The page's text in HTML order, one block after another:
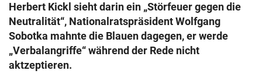
© Krone Multimedia GmbH & Co KG 2026
Muthgasse 2, 1190 Wien
Herbert Kickl sieht darin ein „Störfeuer gegen die
Neutralität“, Nationalratspräsident Wolfgang
Sobotka mahnte die Blauen dagegen, er werde
„Verbalangriffe“ während der Rede nicht
aktzeptieren.